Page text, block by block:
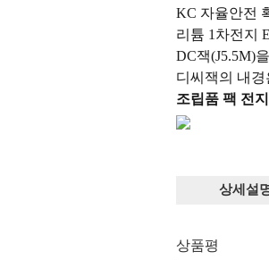
KC 자율안전
리튬 1차전지
DC잭(J5.5M)
디씨잭의 내
조립품 팩 전
상세설
상품평